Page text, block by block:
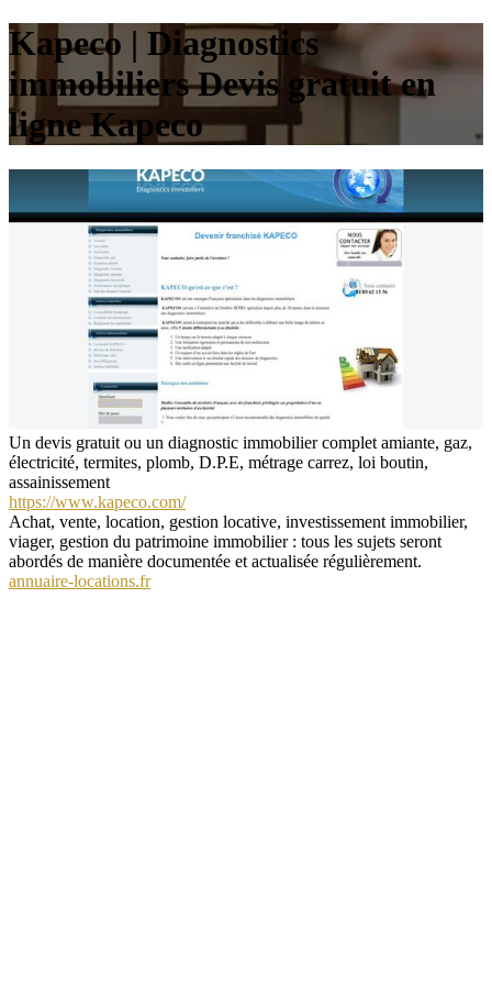
Kapeco | Diagnostics
immobiliers Devis gratuit en
ligne Kapeco
Un devis gratuit ou un diagnostic immobilier complet amiante, gaz,
électricité, termites, plomb, D.P.E, métrage carrez, loi boutin,
assainissement
https://www.kapeco.com/
Achat, vente, location, gestion locative, investissement immobilier,
viager, gestion du patrimoine immobilier : tous les sujets seront
abordés de manière documentée et actualisée régulièrement.
annuaire-locations.fr